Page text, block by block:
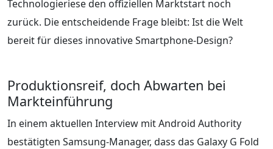
Technologieriese den offiziellen Marktstart noch
zurück. Die entscheidende Frage bleibt: Ist die Welt
bereit für dieses innovative Smartphone-Design?
Produktionsreif, doch Abwarten bei
Markteinführung
In einem aktuellen Interview mit Android Authority
bestätigten Samsung-Manager, dass das Galaxy G Fold